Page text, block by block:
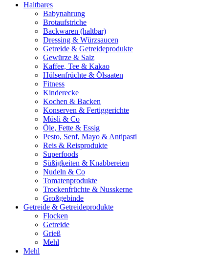
Haltbares
Babynahrung
Brotaufstriche
Backwaren (haltbar)
Dressing & Würzsaucen
Getreide & Getreideprodukte
Gewürze & Salz
Kaffee, Tee & Kakao
Hülsenfrüchte & Ölsaaten
Fitness
Kinderecke
Kochen & Backen
Konserven & Fertiggerichte
Müsli & Co
Öle, Fette & Essig
Pesto, Senf, Mayo & Antipasti
Reis & Reisprodukte
Superfoods
Süßigkeiten & Knabbereien
Nudeln & Co
Tomatenprodukte
Trockenfrüchte & Nusskerne
Großgebinde
Getreide & Getreideprodukte
Flocken
Getreide
Grieß
Mehl
Mehl